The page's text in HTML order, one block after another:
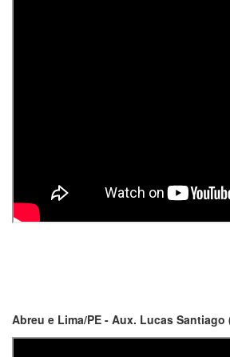
Abreu e Lima/PE - Aux. Lucas Santiago